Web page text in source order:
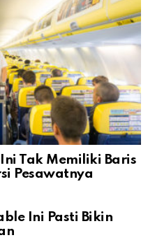
Tak Memiliki Baris
Pesawatnya
Ini Pasti Bikin